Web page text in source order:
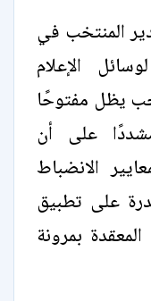
المنتخب في
الإعلام
يظل مفتوحًا
على أن
الانضباط
على تطبيق
بمرونة